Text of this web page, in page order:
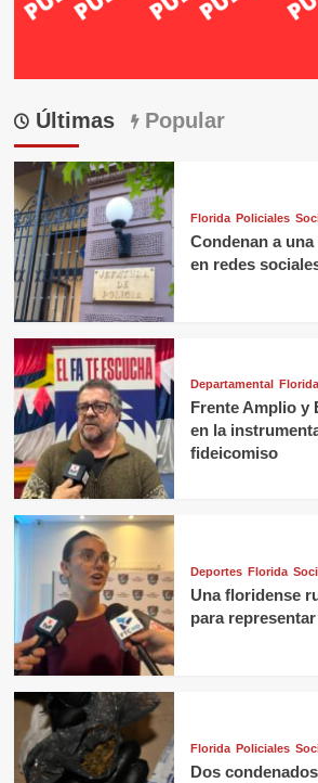
Últimas Popular
Florida Policiales
Condenan a
en redes
Departamental Florida
Frente Amplio y
en la
fideicomiso
Deportes Florida
Una floridense
para
Florida Policiales
Dos